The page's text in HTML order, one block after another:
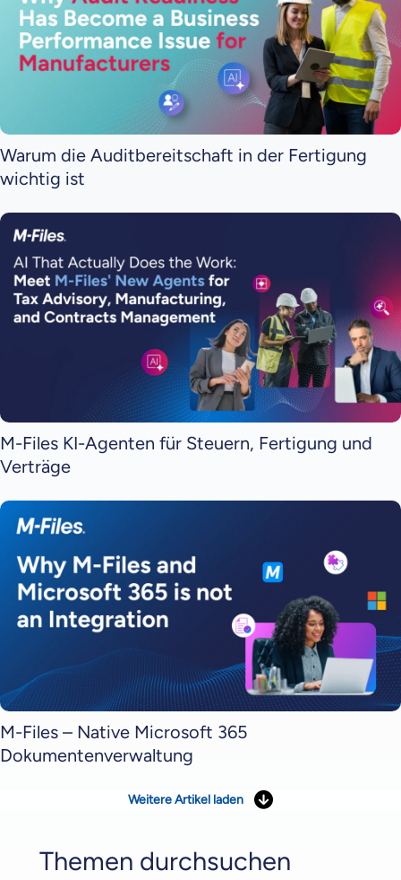
Warum die Auditbereitschaft in der Fertigung
wichtig ist
M-Files KI-Agenten für Steuern, Fertigung und
Verträge
M-Files – Native Microsoft 365
Dokumentenverwaltung
Weitere Artikel laden
Themen durchsuchen